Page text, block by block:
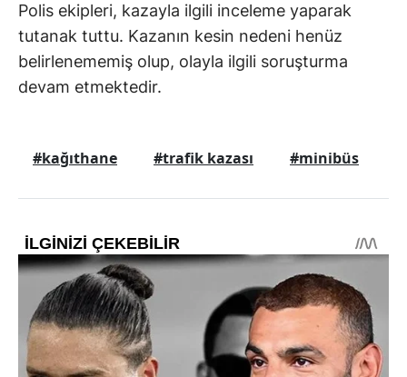
Polis ekipleri, kazayla ilgili inceleme yaparak
tutanak tuttu. Kazanın kesin nedeni henüz
belirlenememiş olup, olayla ilgili soruşturma
devam etmektedir.
#kağıthane #trafik kazası #minibüs